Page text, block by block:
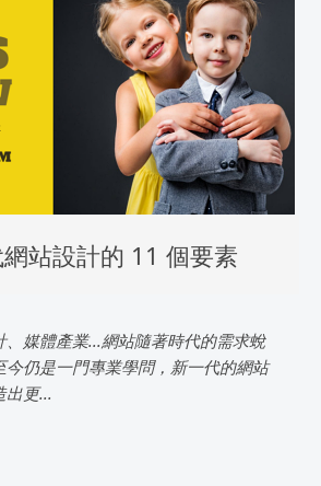
站設計的 11 個要素
媒體產業...網站隨著時代的需求蛻
今仍是一門專業學問，新一代的網站
出更...